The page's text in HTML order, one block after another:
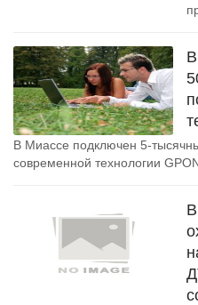
В Миассе подключен 5-
современной технологии